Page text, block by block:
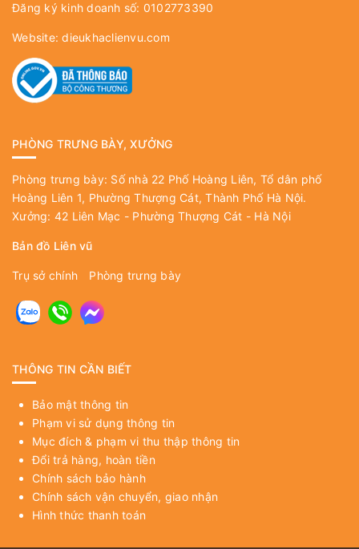
Đăng ký kinh doanh số: 0102773390
Website:dieukhaclienvu.com
PHÒNG TRƯNG BÀY, XƯỞNG
Phòng trưng bày: Số nhà 22 Phố Hoàng Liên, Tổ dân phố
Hoàng Liên 1, Phường Thượng Cát, Thành Phố Hà Nội.
Xưởng: 42 Liên Mạc - Phường Thượng Cát - Hà Nội
Bản đồ Liên vũ
Trụ sở chính Phòng trưng bày
THÔNG TIN CẦN BIẾT
Bảo mật thông tin
Phạm vi sử dụng thông tin
Mục đích & phạm vi thu thập thông tin
Đổi trả hàng, hoàn tiền
Chính sách bảo hành
Chính sách vận chuyển, giao nhận
Hình thức thanh toán